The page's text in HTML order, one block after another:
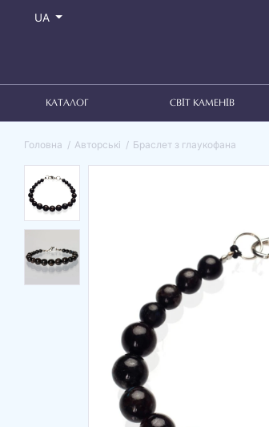
UA
КАТАЛОГ СВІТ КАМЕНІВ
Головна Авторські Браслет з глаукофана